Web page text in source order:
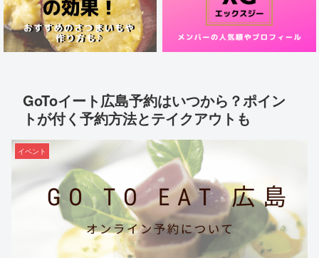
GoToイート広島予約はいつから？ポイン
トが付く予約方法とテイクアウトも
イベント